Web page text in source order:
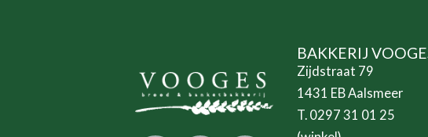
BAKKERIJ
Zijdstraat 79
1431 EB Aalsmeer
T. 0297 31 01 25